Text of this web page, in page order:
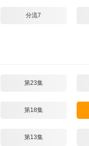
分流7
第23集
第18集
第13集